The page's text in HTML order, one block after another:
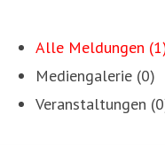
Alle Meldungen
Mediengalerie (0)
Veranstaltungen